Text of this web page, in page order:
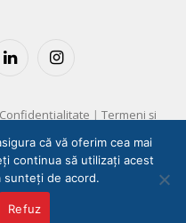
LinkedInInstagram
| Termeni și
Group
că vă oferim cea mai
continua să utilizați acest
sunteți de acord.
Refuz